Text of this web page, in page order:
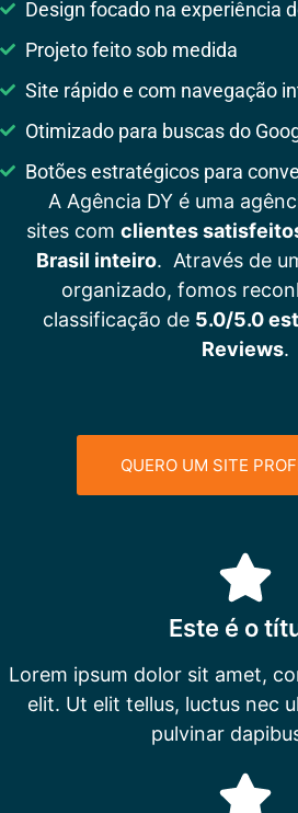
Design focado na experiência
Projeto feito sob medida
Site rápido e com navegação
Otimizado para buscas do
Botões estratégicos para
A Agência DY é uma
sites com clientes
Brasil inteiro. Através de
organizado, fomos
classificação de 5.0/5.0
Reviews.
QUERO UM SITE
Este é o
Lorem ipsum dolor sit amet,
elit. Ut elit tellus, luctus nec
pulvinar